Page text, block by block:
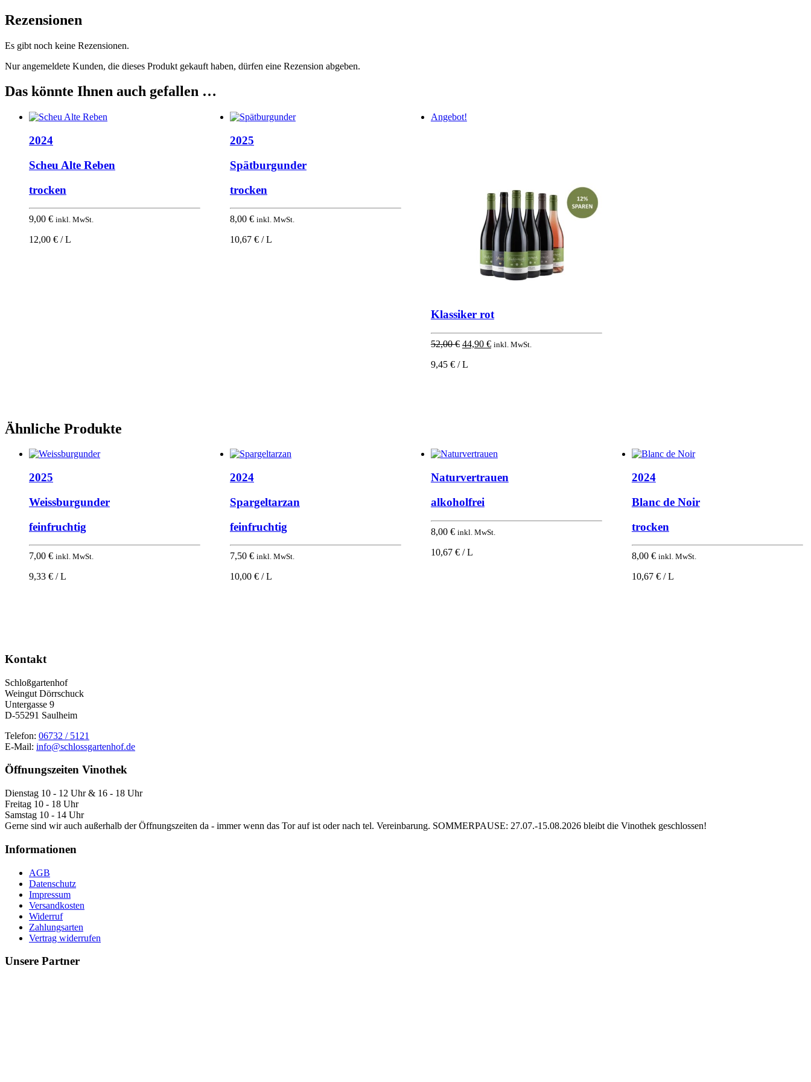
Rezensionen
Es gibt noch keine Rezensionen.
Nur angemeldete Kunden, die dieses Produkt gekauft haben, dürfen eine Rezension abgeben.
Das könnte Ihnen auch gefallen …
2024
Scheu Alte Reben
trocken
9,00 € inkl. MwSt.
12,00 € / L
2025
Spätburgunder
trocken
8,00 € inkl. MwSt.
10,67 € / L
Angebot!
Klassiker rot
52,00€ Ursprünglicher
war:
44,90 €Aktueller
inkl. MwSt.
9,45 € / L
Ähnliche Produkte
2025
Weissburgunder
feinfruchtig
7,00 € inkl. MwSt.
9,33 € / L
2024
Spargeltarzan
feinfruchtig
7,50 € inkl. MwSt.
10,00 € / L
Naturvertrauen
alkoholfrei
8,00 € inkl. MwSt.
10,67 € / L
2024
Blanc de Noir
trocken
8,00 € inkl. MwSt.
10,67 € / L
Kontakt
Schloßgartenhof
Weingut Dörrschuck
Untergasse 9
D-55291 Saulheim
Telefon: 06732 / 5121
E-Mail: info@schlossgartenhof.de
Öffnungszeiten Vinothek
Dienstag 10 - 12 Uhr & 16 - 18 Uhr
Freitag 10 - 18 Uhr
Samstag 10 - 14 Uhr
Gerne sind wir auch außerhalb der Öffnungszeiten da - immer wenn das Tor auf ist oder nach tel. Vereinbarung. SOMMERPAUSE: 27.07.-15.08.2026 bleibt die Vinothek geschlossen!
Informationen
AGB
Datenschutz
Impressum
Versandkosten
Widerruf
Zahlungsarten
Vertrag widerrufen
Unsere Partner